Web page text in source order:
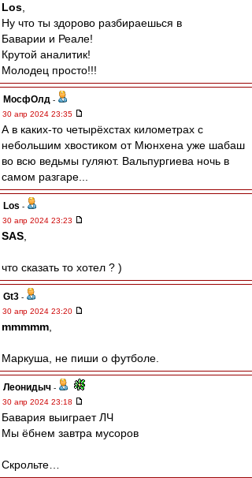
Los
Ну что ты здорово разбираешься в
Баварии и Реале!
Крутой аналитик!
Молодец просто!!!
МосфОлд -
30 апр 2024 23:35
А в каких-то четырёхстах километрах с
небольшим хвостиком от Мюнхена уже шабаш
во всю ведьмы гуляют. Вальпургиева ночь в
самом разгаре...
Los -
30 апр 2024 23:23
SAS
что сказать то хотел ? )
Gt3 -
30 апр 2024 23:20
mmmmm
Маркуша, не пиши о футболе.
Леонидыч -
30 апр 2024 23:18
Бавария выиграет ЛЧ
Мы ёбнем завтра мусоров
Скрольте…